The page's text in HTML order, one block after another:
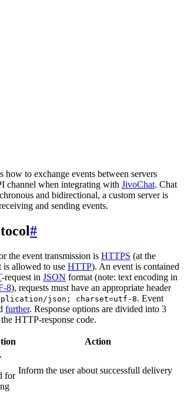
how to exchange events between servers
channel when integrating with JivoChat. Chat
and bidirectional, a custom server is
and sending events.
#
the event transmission is HTTPS (at the
is allowed to use HTTP). An event is contained
-request in JSON format (note: text encoding in
8), requests must have an appropriate header
json; charset=utf-8. Event
further. Response options are divided into 3
HTTP-response code.
Action
for
Inform the user about successfull delivery